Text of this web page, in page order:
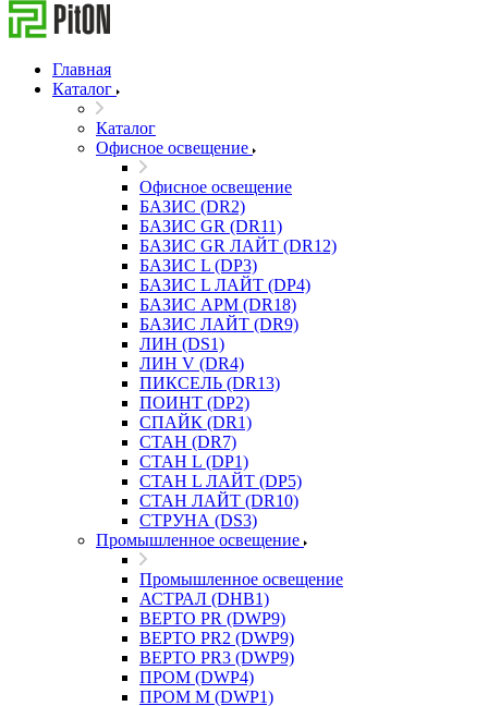
Главная
Каталог
Каталог
Офисное освещение
Офисное освещение
БАЗИС (DR2)
БАЗИС GR (DR11)
БАЗИС GR ЛАЙТ (DR12)
БАЗИС L (DP3)
БАЗИС L ЛАЙТ (DP4)
БАЗИС АРМ (DR18)
БАЗИС ЛАЙТ (DR9)
ЛИН (DS1)
ЛИН V (DR4)
ПИКСЕЛЬ (DR13)
ПОИНТ (DP2)
СПАЙК (DR1)
СТАН (DR7)
СТАН L (DP1)
СТАН L ЛАЙТ (DP5)
СТАН ЛАЙТ (DR10)
СТРУНА (DS3)
Промышленное освещение
Промышленное освещение
АСТРАЛ (DHB1)
ВЕРТО PR (DWP9)
ВЕРТО PR2 (DWP9)
ВЕРТО PR3 (DWP9)
ПРОМ (DWP4)
ПРОМ M (DWP1)